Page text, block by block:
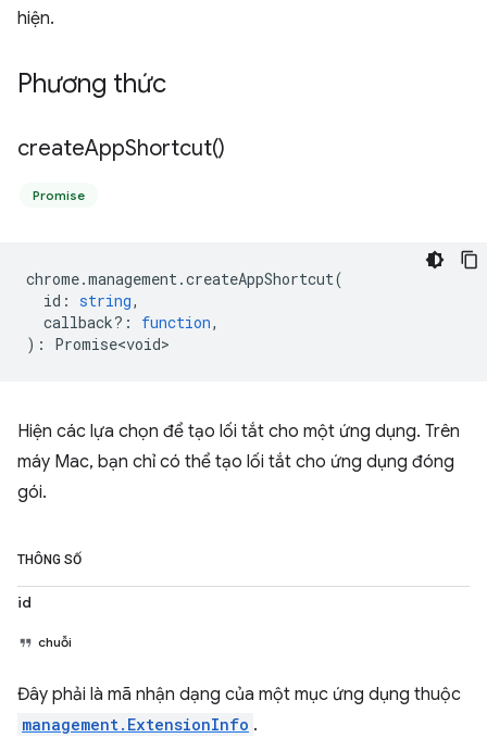
hiện.
Phương thức
createAppShortcut()
Promise
chrome.management.createAppShortcut(
id : string,
callback? : function,
) : Promise<void>
Hiện các lựa chọn để tạo lối tắt cho một ứng dụng. Trên
máy Mac, bạn chỉ có thể tạo lối tắt cho ứng dụng đóng
gói.
THÔNG SỐ
id
chuỗi
Đây phải là mã nhận dạng của một mục ứng dụng thuộc
management.ExtensionInfo .